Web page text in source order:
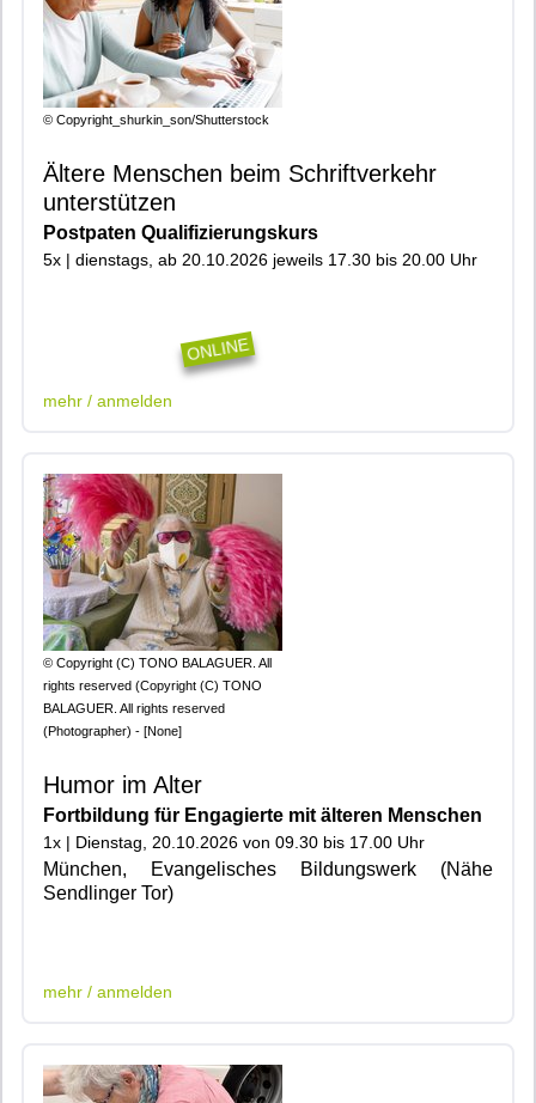
© Copyright_shurkin_son/Shutterstock
Ältere Menschen beim Schriftverkehr
unterstützen
Postpaten Qualifizierungskurs
5x | dienstags, ab 20.10.2026 jeweils 17.30 bis 20.00 Uhr
ONLINE
mehr / anmelden
© Copyright (C) TONO BALAGUER. All
rights reserved (Copyright (C) TONO
BALAGUER. All rights reserved
(Photographer) - [None]
Humor im Alter
Fortbildung für Engagierte mit älteren Menschen
1x | Dienstag, 20.10.2026 von 09.30 bis 17.00 Uhr
München, Evangelisches Bildungswerk (Nähe
Sendlinger Tor)
mehr / anmelden